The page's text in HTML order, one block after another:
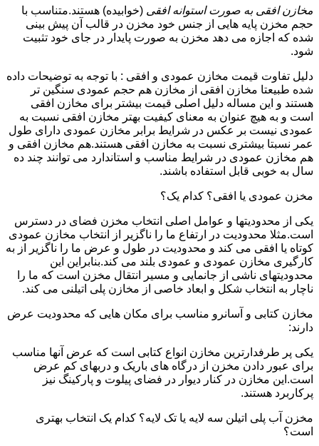
مخازن افقی به صورت استوانه افقی (خوابیده) هستند.متناسب با
حجم مخزن پایه هایی از جنس خود مخزن در قالب آن پیش بینی
شده که اجازه می دهد مخزن به صورت پایدار در جای خود تثبیت
شود.
دلیل تفاوت قیمت مخازن عمودی و افقی : با توجه به توضیحات داده
شده طبیعتا مخازن افقی از مخازن هم حجم عمودی سنگین تر
هستند و این مساله دلیل اصلی قیمت بیشتر برای مخازن افقی
است و به هیچ عنوان به معنای کیفیت بهتر مخازن افقی نسبت به
عمودی نیست بر عکس در شرایط برابر مخازن عمودی دارای طول
عمر نسبتا بیشتری نسبت به مخازن افقی هستند.هم مخازن افقی و
هم مخازن عمودی در شرایط مناسب و استاندارد می توانند چند ده
سال به خوبی قابل استفاده باشند.
مخزن عمودی یا افقی؟ کدام یک؟
یکی از محدودیتها و عوامل اصلی انتخاب مخزن فضای در دسترس
است.مثلا محدودیت در ارتفاع ما را ناگزیر از انتخاب مخازن عمودی
کوتاه یا افقی می کند و محدودیت در طول و عرض ما را ناگزیر از به
کارگیری مخازن عمودی و عمودی بلند می کند.بنابراین این
محدودیتهای ناشی از جانمایی و مسیر انتقال مخزن است که ما را
ناچار به انتخاب شکل و ابعاد خاصی از مخازن پلی اتیلنی می کند.
مخازن کتابی و آسانرو مناسب برای مکان هایی که محدودیت عرض
دارند:
یکی پر طرفدارترین مخازن انواع کتابی است که عرض آنها مناسب
برای عبور دادن مخزن از درگاه های باریک و دربهای کم عرض
است.این مخازن در کنار دیوار در فضای پیلوت و پارکینگ نیز
پرکاربرد هستند.
مخزن آب پلی اتیلن سه لایه یا تک لایه؟ کدام یک انتخاب بهتری
است؟